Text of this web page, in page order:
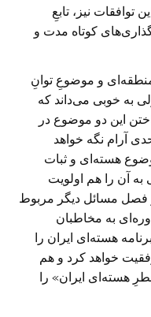
توافقات نیز، تابعِ
کوتاه مدت و
و موضوعِ توانِ
به خوبی می‌داند که
این دو موضوع در
آرام نگه خواهد
هسته‌ای و ثبات
آن را هم اولویت
و فصل مسائل دیگر مربوط
به مخاطبان
هسته‌ای ایران را
خواهد کرد و هم
در انتخابات ۲۰۲۴ «خطرِ هسته‌ای ایران» را